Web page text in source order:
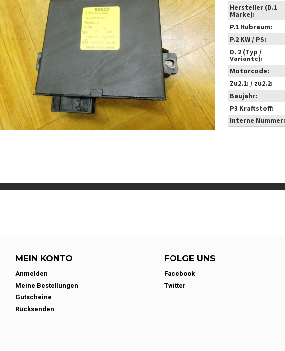
Hersteller (D.1
Marke):
P.1 Hubraum:
P.2 KW / PS:
D. 2 (Typ /
Variante):
Motorcode:
Zu2.1: / zu2.2:
Baujahr:
P3 Kraftstoff:
Interne Nummer:
MEIN KONTO
Anmelden
Meine Bestellungen
Gutscheine
Rücksenden
FOLGE UNS
Facebook
Twitter